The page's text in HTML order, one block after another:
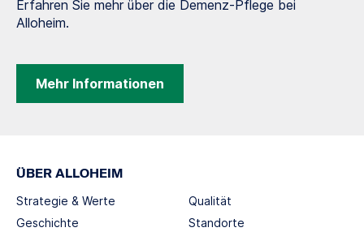
Erfahren Sie mehr über die Demenz-Pflege bei
Alloheim.
Mehr Informationen
ÜBER ALLOHEIM
Strategie & Werte
Geschichte
Qualität
Standorte